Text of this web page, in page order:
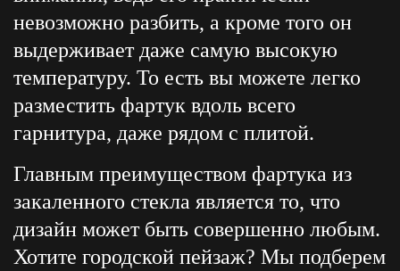
невозможно разбить, а кроме того он
выдерживает даже самую высокую
температуру. То есть вы можете легко
разместить фартук вдоль всего
гарнитура, даже рядом с плитой.
Главным преимуществом фартука из
закаленного стекла является то, что
дизайн может быть совершенно любым.
Хотите городской пейзаж? Мы подберем